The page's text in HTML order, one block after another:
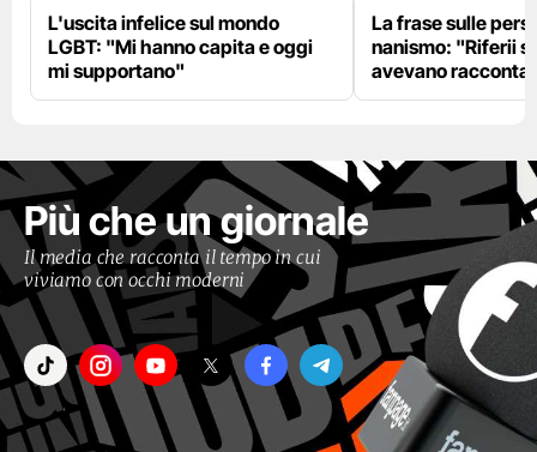
L'uscita infelice sul mondo
LGBT: "Mi hanno capita e oggi
mi supportano"
La frase sulle
nanismo: "Riferii
avevano
Più che un giornale
Il media che racconta il tempo in cui
viviamo con occhi moderni